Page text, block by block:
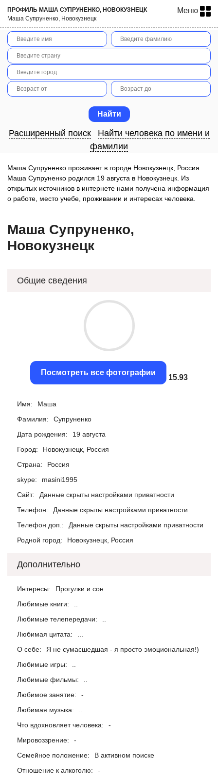
ПРОФИЛЬ МАША СУПРУНЕНКО, НОВОКУЗНЕЦК
Маша Супруненко, Новокузнецк
Меню
Расширенный поиск
Найти человека по имени и
фамилии
Маша Супруненко проживает в городе Новокузнецк, Россия.
Маша Супруненко родился 19 августа в Новокузнецк. Из
открытых источников в интернете нами получена информация
о работе, место учебе, проживании и интересах человека.
Маша Супруненко,
Новокузнецк
Общие сведения
Посмотреть все фотографии
15.69
Имя:
Маша
Фамилия:
Супруненко
Дата рождения:
19 августа
Город:
Новокузнецк, Россия
Страна:
Россия
skype:
masini1995
Сайт:
Данные скрыты настройками приватности
Телефон:
Данные скрыты настройками приватности
Телефон доп.:
Данные скрыты настройками приватности
Родной город:
Новокузнецк, Россия
Дополнительно
Интересы:
Прогулки и сон
Любимые книги:
Любимые телепередачи:
Любимая цитата:
О себе:
Я не сумасшедшая - я просто эмоциональная!)
Любимые игры:
Любимые фильмы:
Любимое занятие:
-
Любимая музыка:
Что вдохновляет человека:
-
Мировоззрение:
-
Семейное положение:
В активном поиске
Отношение к алкоголю:
-